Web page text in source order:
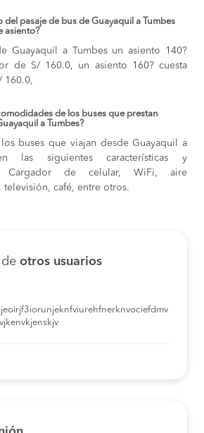
del pasaje de bus de Guayaquil a Tumbes
asiento?
Guayaquil a Tumbes un asiento 140?
de S/ 160.0, un asiento 160? cuesta
160.0,
de los buses que prestan
a Tumbes?
buses que viajan desde Guayaquil a
las siguientes características y
Cargador de celular, WiFi, aire
café, entre otros.
otros usuarios